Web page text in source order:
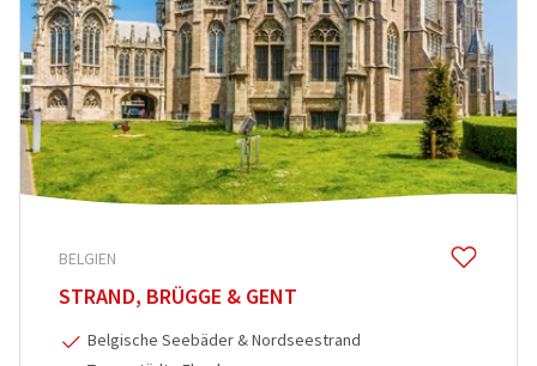
BELGIEN
STRAND, BRÜGGE & GENT
Belgische Seebäder & Nordseestrand